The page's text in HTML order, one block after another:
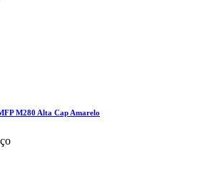
M280 Alta Cap Amarelo